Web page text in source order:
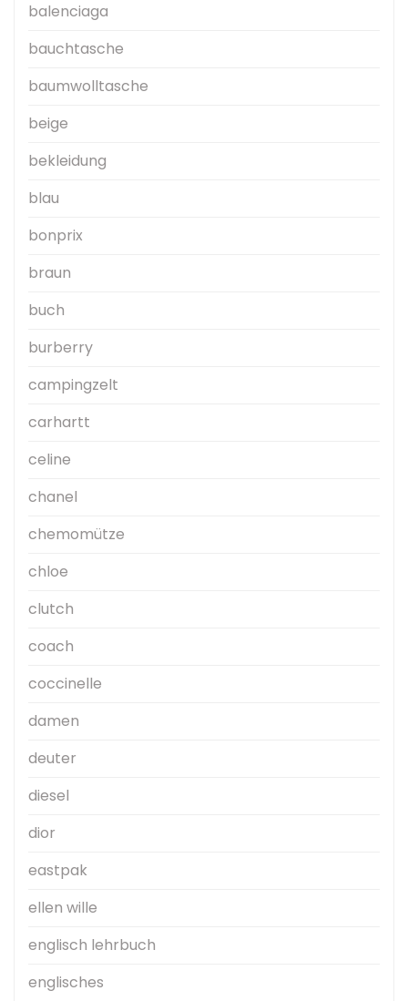
balenciaga
bauchtasche
baumwolltasche
beige
bekleidung
blau
bonprix
braun
buch
burberry
campingzelt
carhartt
celine
chanel
chemomütze
chloe
clutch
coach
coccinelle
damen
deuter
diesel
dior
eastpak
ellen wille
englisch lehrbuch
englisches